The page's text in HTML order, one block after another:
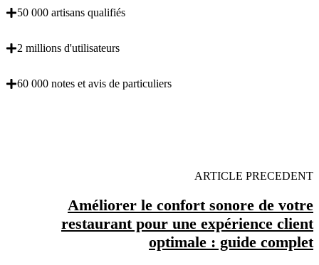
50 000 artisans qualifiés
2 millions d'utilisateurs
60 000 notes et avis de particuliers
ARTICLE PRECEDENT
Améliorer le confort sonore de votre
restaurant pour une expérience client
optimale : guide complet